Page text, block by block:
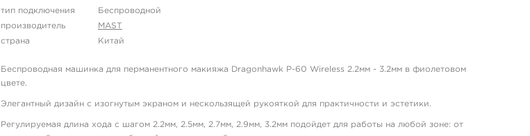
тип подключения
Беспроводной
производитель
MAST
страна
Китай
Беспроводная машинка для перманентного макияжа Dragonhawk P-60 Wireless 2.2мм - 3.2мм в фиолетовом
цвете.
Элегантный дизайн с изогнутым экраном и нескользящей рукояткой для практичности и эстетики.
Регулируемая длина хода с шагом 2.2мм, 2.5мм, 2.7мм, 2.9мм, 3.2мм подойдет для работы на любой зоне: от